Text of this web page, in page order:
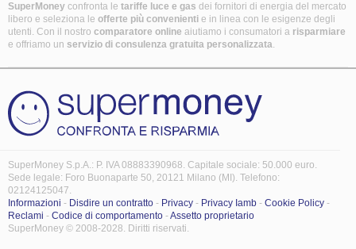
SuperMoney confronta le tariffe luce e gas dei fornitori di energia del mercato
libero e seleziona le offerte più convenienti e in linea con le esigenze degli
utenti. Con il nostro comparatore online aiutiamo i consumatori a risparmiare
e offriamo un servizio di consulenza gratuita personalizzata.
SuperMoney S.p.A.: P. IVA 08883390968. Capitale sociale: 50.000 euro.
Sede legale: Foro Buonaparte 50, 20121 Milano (MI). Telefono:
02124125047.
Informazioni - Disdire un contratto - Privacy - Privacy Iamb - Cookie Policy -
Reclami - Codice di comportamento -Assetto proprietario
SuperMoney © 2008-2028. Diritti riservati.